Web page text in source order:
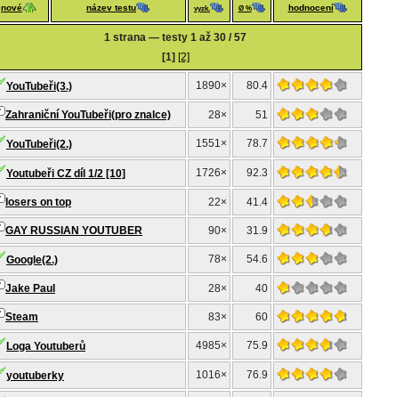
nové název testu vyzk. Ø % hodnocení
1 strana — testy 1 až 30 / 57
[1] [2]
YouTubeři(3.) 1890× 80.4
Zahraniční YouTubeři(pro znalce) 28× 51
YouTubeři(2.) 1551× 78.7
Youtubeři CZ díl 1/2 [10] 1726× 92.3
losers on top 22× 41.4
GAY RUSSIAN YOUTUBER 90× 31.9
Google(2.) 78× 54.6
Jake Paul 28× 40
Steam 83× 60
Loga Youtuberů 4985× 75.9
youtuberky 1016× 76.9